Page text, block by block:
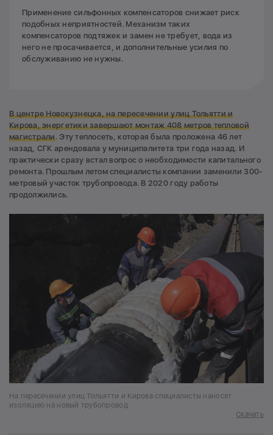
Применение сильфонных компенсаторов снижает риск
подобных неприятностей. Механизм таких
компенсаторов подтяжек и замен не требует, вода из
него не просачивается, и дополнительные усилия по
обслуживанию не нужны.
Вцентре Новокузнецка, на пересечении улиц Тольятти и
Кирова, энергетики завершают монтаж 408 метров тепловой
магистрали. Эту теплосеть, которая была проложена 46 лет
назад, СГК арендовала у муниципалитета три года назад. И
практически сразу встал вопрос о необходимости капитального
ремонта. Прошлым летом специалисты компании заменили 300-
метровый участок трубопровода. В 2020 году работы
продолжились.
На пересечении улиц Тольятти и Кирова специалисты наносят
изоляцию на новый трубопровод
Скачать